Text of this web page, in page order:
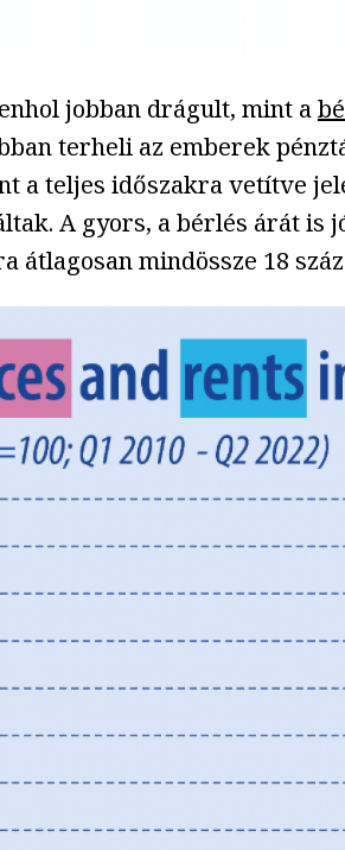
jobban drágult, mint a
terheli az emberek
a teljes időszakra vetítve
A gyors, a bérlés árát is
átlagosan mindössze 18